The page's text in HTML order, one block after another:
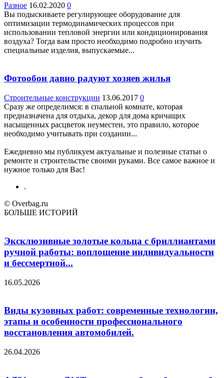
Разное 16.02.2020 0
Вы подыскиваете регулирующее оборудование для
оптимизации термодинамических процессов при
использовании тепловой энергии или кондиционирования
воздуха? Тогда вам просто необходимо подробно изучить
специальные изделия, выпускаемые...
Фотообои давно радуют хозяев жилья
Строительные конструкции 13.06.2017 0
Сразу же определимся: в спальной комнате, которая
предназначена для отдыха, декор для дома кричащих
насыщенных расцветок неуместен, это правило, которое
необходимо учитывать при создании...
Ежедневно мы публикуем актуальные и полезные статьи о
ремонте и строительстве своими руками. Все самое важное и
нужное только для Вас!
.
© Overbag.ru
БОЛЬШЕ ИСТОРИЙ
Эксклюзивные золотые кольца с бриллиантами
ручной работы: воплощение индивидуальности
и бессмертной...
16.05.2026
Виды кузовных работ: современные технологии,
этапы и особенности профессионального
восстановления автомобилей.
26.04.2026